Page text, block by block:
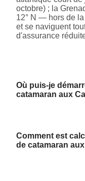
octobre) ; la
12° N — hors de
et se naviguent
d'assurance
Où puis-je
catamaran aux
Comment est
de catamaran